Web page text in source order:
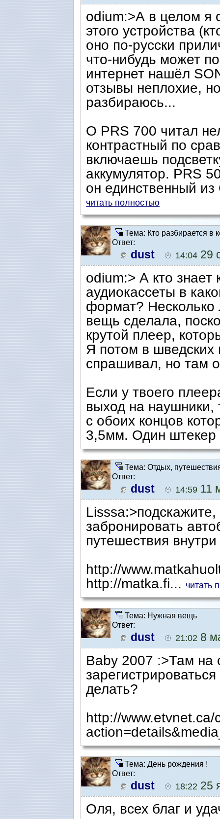
odium:>А в целом я
этого устройства
оно по-русски
что-нибудь может
интернет нашёл
отзывы неплохие,
разбираюсь...
О PRS 700 читал
контрастный по
включаешь
аккумулятор. PRS
он единственный
читать полностью
Тема: Кто разбирается в
Ответ:
dust 14:04 29
odium:> А кто знает
аудиокассеты в
формат? Несколько
вещь сделала,
крутой плеер,
Я потом в шведских
спрашивал, но там
Если у твоего
выход на наушники,
с обоих концов
3,5мм. Один
Тема: Отдых,
Ответ:
dust 14:59 11
забронировать
путешествия
http://
http://matka.fi... читать
Тема: Нужная вещь
Ответ:
dust 21:02 8
Baby 2007 :>Там на
делать?
http://
Тема: День рождения !
Ответ:
dust 18:22 25
Оля, всех благ и